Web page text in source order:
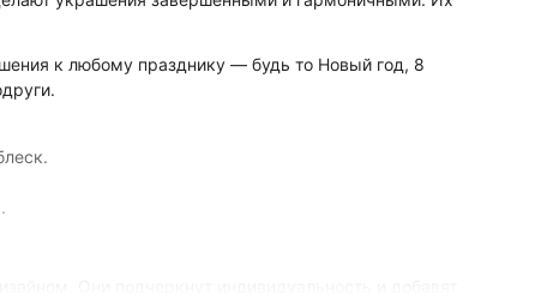
к любому празднику — будь то Новый год, 8